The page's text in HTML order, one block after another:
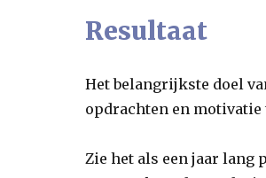
Resultaat
Het belangrijkste doel
opdrachten en motivatie
Zie het als een jaar lang